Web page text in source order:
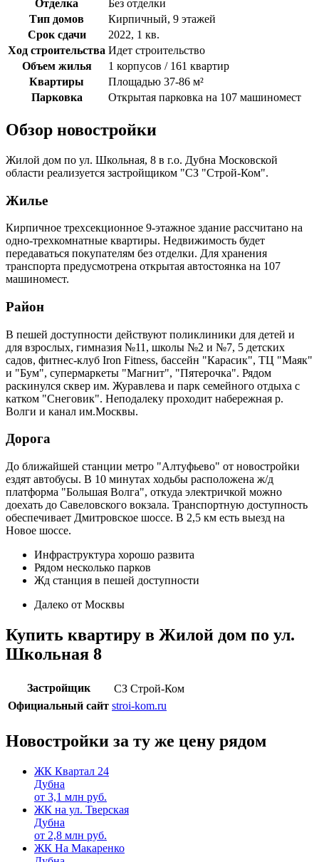
Отделка
Без отделки
Тип домов
Кирпичный, 9 этажей
Срок сдачи
2022, 1 кв.
Ход строительства Идет строительство
Объем жилья
1 корпусов / 161 квартир
Квартиры
Площадью 37-86 м²
Парковка
Открытая парковка на 107 машиномест
Обзор новостройки
Жилой дом по ул. Школьная, 8 в г.о. Дубна Московской
области реализуется застройщиком "СЗ "Строй-Ком".
Жилье
Кирпичное трехсекционное 9-этажное здание рассчитано на
одно-трехкомнатные квартиры. Недвижимость будет
передаваться покупателям без отделки. Для хранения
транспорта предусмотрена открытая автостоянка на 107
машиномест.
Район
В пешей доступности действуют поликлиники для детей и
для взрослых, гимназия №11, школы №2 и №7, 5 детских
садов, фитнес-клуб Iron Fitness, бассейн "Карасик", ТЦ "Маяк"
и "Бум", супермаркеты "Магнит", "Пятерочка". Рядом
раскинулся сквер им. Журавлева и парк семейного отдыха с
катком "Снеговик". Неподалеку проходит набережная р.
Волги и канал им.Москвы.
Дорога
До ближайшей станции метро "Алтуфьево" от новостройки
ездят автобусы. В 10 минутах ходьбы расположена ж/д
платформа "Большая Волга", откуда электричкой можно
доехать до Савеловского вокзала. Транспортную доступность
обеспечивает Дмитровское шоссе. В 2,5 км есть выезд на
Новое шоссе.
Инфраструктура хорошо развита
Рядом несколько парков
Жд станция в пешей доступности
Далеко от Москвы
Купить квартиру в Жилой дом по ул.
Школьная 8
Застройщик
СЗ Строй-Ком
Официальный сайт stroi-kom.ru
Новостройки за ту же цену рядом
ЖК Квартал 24
Дубна
от 3,1 млн руб.
ЖК на ул. Тверская
Дубна
от 2,8 млн руб.
ЖК На Макаренко